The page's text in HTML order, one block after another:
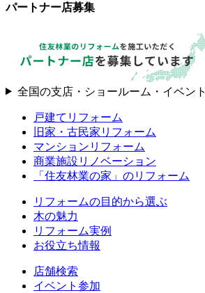
パートナー店募集
全国の支店・ショールーム・イベント
戸建てリフォーム
旧家・古民家リフォーム
マンションリフォーム
商業施設リノベーション
「住友林業の家」のリフォーム
リフォームの目的から選ぶ
木の魅力
リフォーム実例
お役立ち情報
店舗検索
イベント参加